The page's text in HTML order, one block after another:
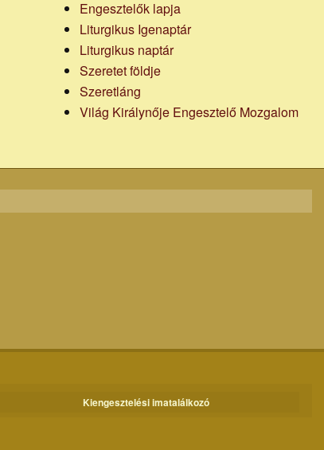
Engesztelők lapja
Liturgikus Igenaptár
Liturgikus naptár
Szeretet földje
Szeretláng
Világ Királynője Engesztelő Mozgalom
Kiengesztelési imatalálkozó